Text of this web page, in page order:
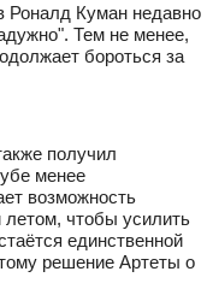
Роналд Куман недавно
Тем не менее,
бороться за
получил
менее
возможность
чтобы усилить
единственной
решение Артеты о